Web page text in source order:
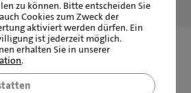
auf ProvenExpert.com
zu können. Bitte entscheiden Sie
Cookies zum Zweck der
aktiviert werden dürfen. Ein
ist jederzeit möglich.
erhalten Sie in unserer
.